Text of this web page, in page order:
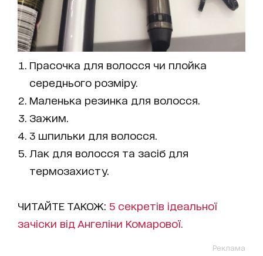
Прасочка для волосся чи плойка
середнього розміру.
Маленька резинка для волосся.
Зажим.
3 шпильки для волосся.
Лак для волосся та засіб для
термозахисту.
ЧИТАЙТЕ ТАКОЖ: 5 секретів ідеальної
зачіски від Ангеліни Комарової.
Реклама